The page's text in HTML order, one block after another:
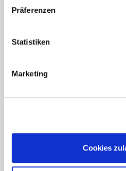
Präferenzen
Statistiken
Marketing
Cookies
Aktuelles - Nyheter
Mehr erfahren